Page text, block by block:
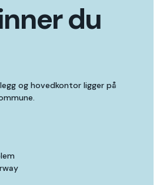
du
og hovedkontor ligger på